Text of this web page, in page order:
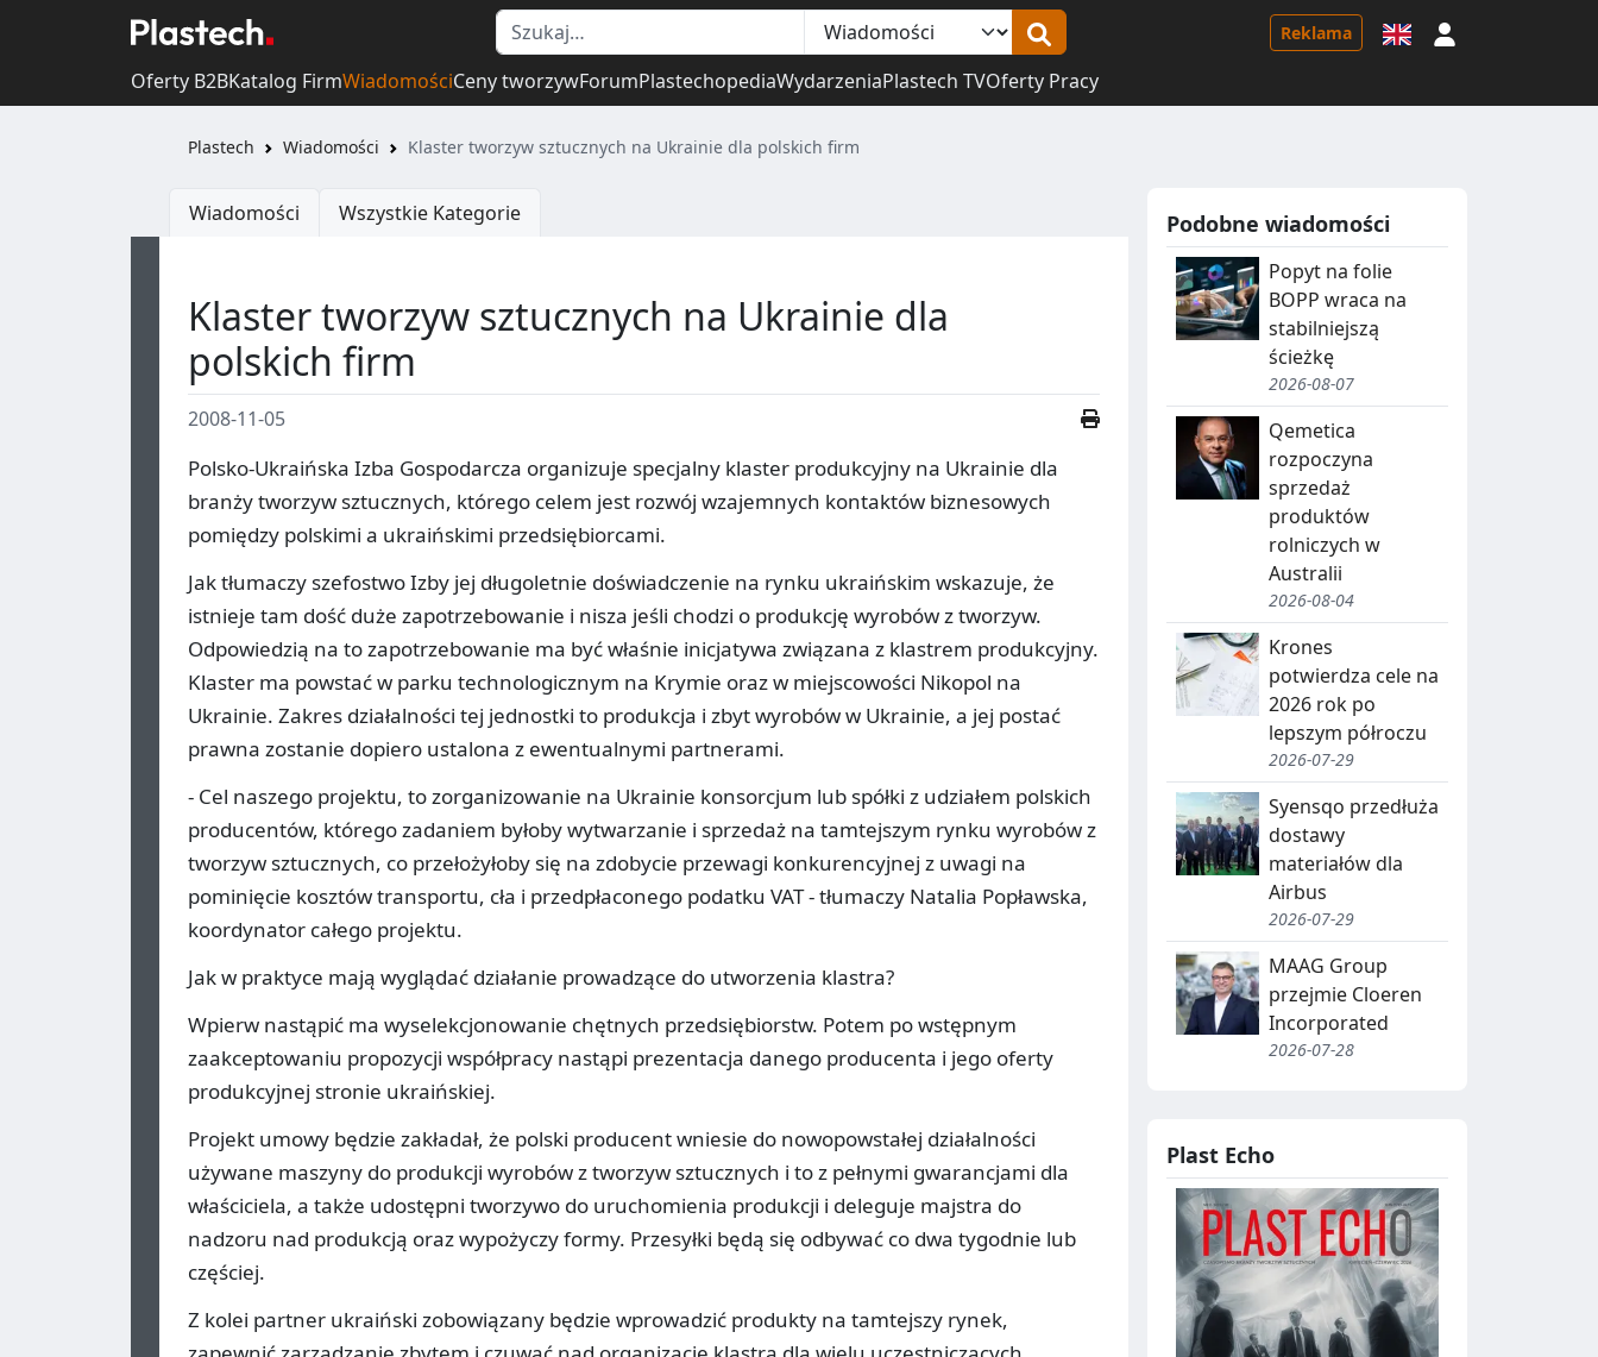
Reklama
Oferty B2BKatalog FirmWiadomościCeny tworzywForumPlastechopediaWydarzeniaPlastech TVOferty Pracy
Plastech Wiadomości Klaster tworzyw sztucznych na Ukrainie dla polskich firm
Wiadomości Wszystkie Kategorie
Klaster tworzyw sztucznych na Ukrainie dla
polskich firm
2008-11-05
Polsko-Ukraińska Izba Gospodarcza organizuje specjalny klaster produkcyjny na Ukrainie dla
branży tworzyw sztucznych, którego celem jest rozwój wzajemnych kontaktów biznesowych
pomiędzy polskimi a ukraińskimi przedsiębiorcami.
Jak tłumaczy szefostwo Izby jej długoletnie doświadczenie na rynku ukraińskim wskazuje, że
istnieje tam dość duże zapotrzebowanie i nisza jeśli chodzi o produkcję wyrobów z tworzyw.
Odpowiedzią na to zapotrzebowanie ma być właśnie inicjatywa związana z klastrem produkcyjny.
Klaster ma powstać w parku technologicznym na Krymie oraz w miejscowości Nikopol na
Ukrainie. Zakres działalności tej jednostki to produkcja i zbyt wyrobów w Ukrainie, a jej postać
prawna zostanie dopiero ustalona z ewentualnymi partnerami.
- Cel naszego projektu, to zorganizowanie na Ukrainie konsorcjum lub spółki z udziałem polskich
producentów, którego zadaniem byłoby wytwarzanie i sprzedaż na tamtejszym rynku wyrobów z
tworzyw sztucznych, co przełożyłoby się na zdobycie przewagi konkurencyjnej z uwagi na
pominięcie kosztów transportu, cła i przedpłaconego podatku VAT - tłumaczy Natalia Popławska,
koordynator całego projektu.
Jak w praktyce mają wyglądać działanie prowadzące do utworzenia klastra?
Wpierw nastąpić ma wyselekcjonowanie chętnych przedsiębiorstw. Potem po wstępnym
zaakceptowaniu propozycji współpracy nastąpi prezentacja danego producenta i jego oferty
produkcyjnej stronie ukraińskiej.
Projekt umowy będzie zakładał, że polski producent wniesie do nowopowstałej działalności
używane maszyny do produkcji wyrobów z tworzyw sztucznych i to z pełnymi gwarancjami dla
właściciela, a także udostępni tworzywo do uruchomienia produkcji i deleguje majstra do
nadzoru nad produkcją oraz wypożyczy formy. Przesyłki będą się odbywać co dwa tygodnie lub
częściej.
Z kolei partner ukraiński zobowiązany będzie wprowadzić produkty na tamtejszy rynek,
Podobne wiadomości
Popyt na folie
BOPP wraca na
stabilniejszą
ścieżkę
2026-08-07
Qemetica
rozpoczyna
sprzedaż
produktów
rolniczych w
Australii
2026-08-04
Krones
potwierdza cele na
2026 rok po
lepszym półroczu
2026-07-29
Syensqo przedłuża
dostawy
materiałów dla
Airbus
2026-07-29
MAAG Group
przejmie Cloeren
Incorporated
2026-07-28
Plast Echo